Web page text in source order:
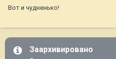
Вот и чудненько!
Заархивировано